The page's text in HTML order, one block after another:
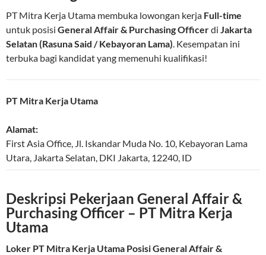
PT Mitra Kerja Utama membuka lowongan kerja Full-time
untuk posisi General Affair & Purchasing Officerdi Jakarta
Selatan (Rasuna Said / Kebayoran Lama). Kesempatan ini
terbuka bagi kandidat yang memenuhi kualifikasi!
PT Mitra Kerja Utama
Alamat:
First Asia Office, Jl. Iskandar Muda No. 10, Kebayoran Lama
Utara, Jakarta Selatan, DKI Jakarta, 12240, ID
Deskripsi Pekerjaan General Affair &
Purchasing Officer – PT Mitra Kerja
Utama
Loker PT Mitra Kerja Utama Posisi General Affair &